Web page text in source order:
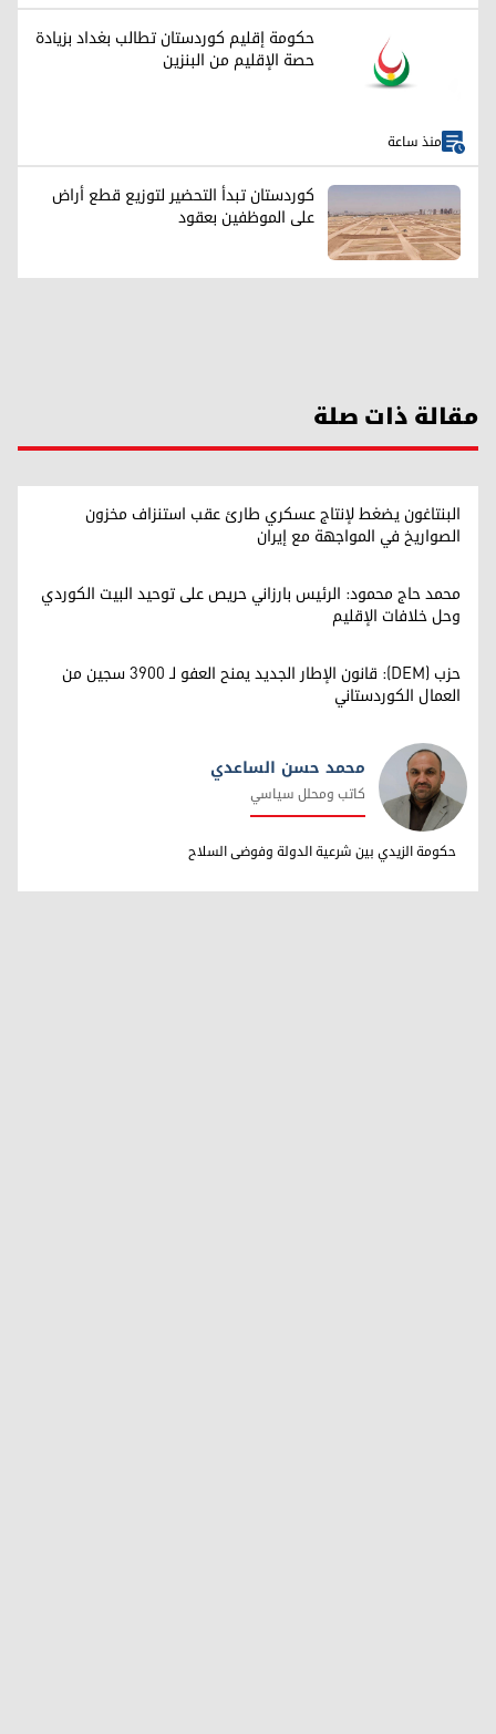
حكومة إقليم كوردستان تطالب بغداد بزيادة
حصة الإقليم من البنزين
منذ ساعة
كوردستان تبدأ التحضير لتوزيع قطع أراض
على الموظفين بعقود
مقالة ذات صلة
البنتاغون يضغط لإنتاج عسكري طارئ عقب استنزاف مخزون
الصواريخ في المواجهة مع إيران
محمد حاج محمود: الرئيس بارزاني حريص على توحيد البيت الكوردي
وحل خلافات الإقليم
حزب (DEM): قانون الإطار الجديد يمنح العفو لـ 3900 سجين من
العمال الكوردستاني
محمد حسن الساعدي
محمد حسن الساعدي
كاتب ومحلل سياسي
حكومة الزيدي بين شرعية الدولة وفوضى السلاح